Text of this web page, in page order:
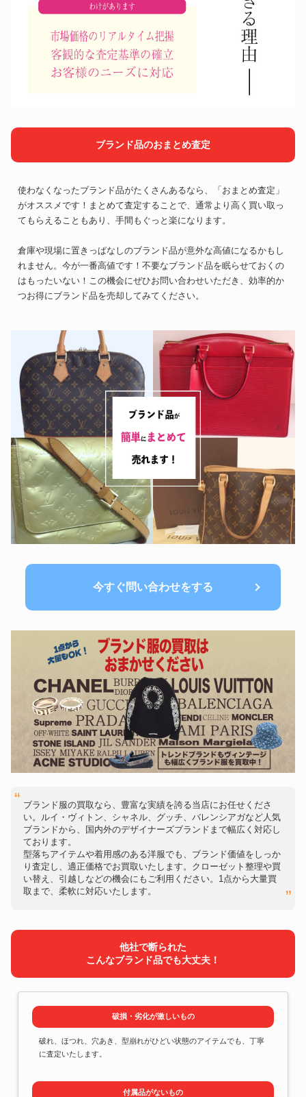
ブランド品のおまとめ査定
使わなくなったブランド品がたくさんあるなら、「おまとめ査定」
がオススメです！まとめて査定することで、通常より高く買い取っ
てもらえることもあり、手間もぐっと楽になります。
倉庫や現場に置きっぱなしのブランド品が意外な高値になるかもし
れません。今が一番高値です！不要なブランド品を眠らせておくの
はもったいない！この機会にぜひお問い合わせいただき、効率的か
つお得にブランド品を売却してみてください。
今すぐ問い合わせをする
ブランド服の買取なら、豊富な実績を誇る当店にお任せくださ
い。ルイ・ヴィトン、シャネル、グッチ、バレンシアガなど人気
ブランドから、国内外のデザイナーズブランドまで幅広く対応し
ております。
型落ちアイテムや着用感のある洋服でも、ブランド価値をしっか
り査定し、適正価格でお買取いたします。クローゼット整理や買
い替え、引越しなどの機会にもご利用ください。1点から大量買
取まで、柔軟に対応いたします。
他社で断られた
こんなブランド品でも大丈夫！
破損・劣化が激しいもの
破れ、ほつれ、穴あき、型崩れがひどい状態のアイテムでも、丁寧
に査定いたします。
付属品がないもの